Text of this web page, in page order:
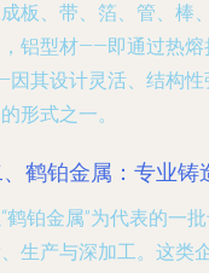
板、带、箔、管、棒
铝型材——即通过热熔
其设计灵活、结构性
形式之一。
鹤铂金属：专业铸
鹤铂金属”为代表的一
生产与深加工。这类